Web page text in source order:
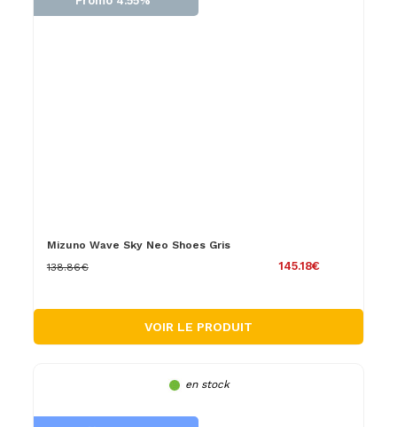
Mizuno Wave Sky Neo Shoes Gris
145.18€
138.86€
VOIR LE PRODUIT
en stock